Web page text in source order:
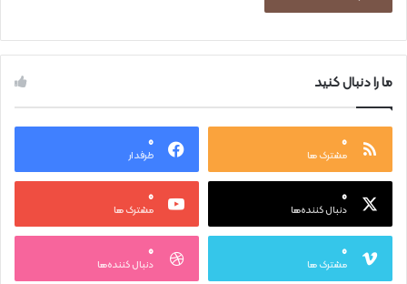
ما را دنبال کنید
۰
مشترک ها
۰
طرفدار
۰
دنبال کننده‌ها
۰
مشترک ها
۰
مشترک ها
۰
دنبال کننده‌ها